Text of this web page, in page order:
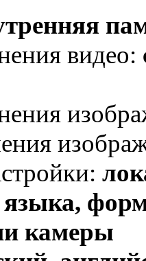
видео:
языка,
камеры